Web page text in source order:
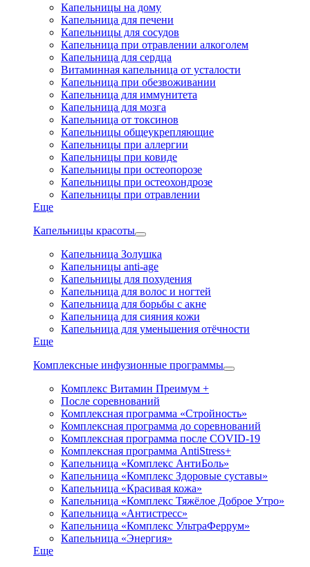
Капельницы на дому
Капельница для печени
Капельницы для сосудов
Капельница при отравлении алкоголем
Капельница для сердца
Витаминная капельница от усталости
Капельница при обезвоживании
Капельница для иммунитета
Капельница для мозга
Капельница от токсинов
Капельницы общеукрепляющие
Капельницы при аллергии
Капельницы при ковиде
Капельницы при остеопорозе
Капельницы при остеохондрозе
Капельницы при отравлении
Еще
Капельницы красоты
Капельница Золушка
Капельницы anti-age
Капельницы для похудения
Капельница для волос и ногтей
Капельница для борьбы с акне
Капельница для сияния кожи
Капельница для уменьшения отёчности
Еще
Комплексные инфузионные программы
Комплекс Витамин Преимум +
После соревнований
Комплексная программа «Стройность»
Комплексная программа до соревнований
Комплексная программа после COVID-19
Комплексная программа AntiStress+
Капельница «Комплекс АнтиБоль»
Капельница «Комплекс Здоровые суставы»
Капельница «Красивая кожа»
Капельница «Комплекс Тяжёлое Доброе Утро»
Капельница «Антистресс»
Капельница «Комплекс УльтраФеррум»
Капельница «Энергия»
Еще